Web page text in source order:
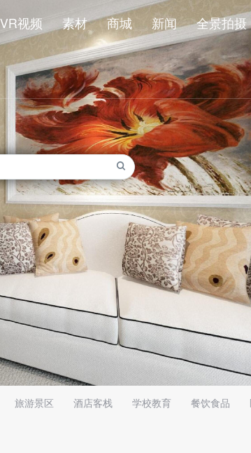
VR视频 素材 商城 新闻 全景拍摄
旅游景区 酒店客栈 学校教育 餐饮食品